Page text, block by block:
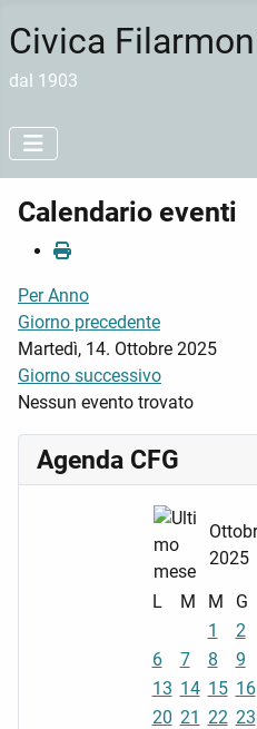
Civica
dal 1903
Calendario eventi
Per Anno
Giorno precedente
Martedì, 14. Ottobre 2025
Giorno successivo
Nessun evento trovato
Agenda CFG
2025
L M M G
1
2
6
7 8 9
13 14 15 16
20 21 22 23